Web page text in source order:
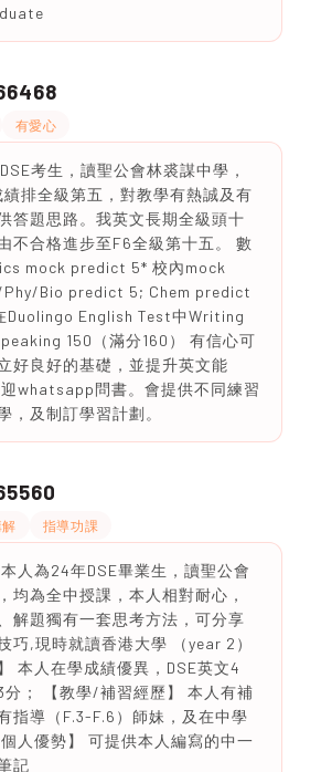
有愛心
考生，讀聖公會林裘謀中學，
排全級第五，對教學有熱誠及有
答題思路。我英文長期全級頭十
不合格進步至F6全級第十五。 數
mock predict 5* 校內mock
Bio predict 5; Chem predict
Duolingo English Test中Writing
150（滿分160） 有信心可
好良好的基礎，並提升英文能
whatsapp問書。會提供不同練習
，及制訂學習計劃。
指導功課
人為24年DSE畢業生，讀聖公會
均為全中授課，本人相對耐心，
解題獨有一套思考方法，可分享
巧,現時就讀香港大學 （year 2）
本人在學成績優異，DSE英文4
分； 【教學/補習經歷】 本人有補
指導（F.3-F.6）師妹，及在中學
人優勢】 可提供本人編寫的中一
記